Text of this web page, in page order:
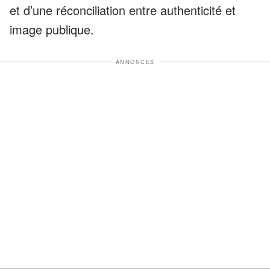
et d’une réconciliation entre authenticité et
image publique.
ANNONCES